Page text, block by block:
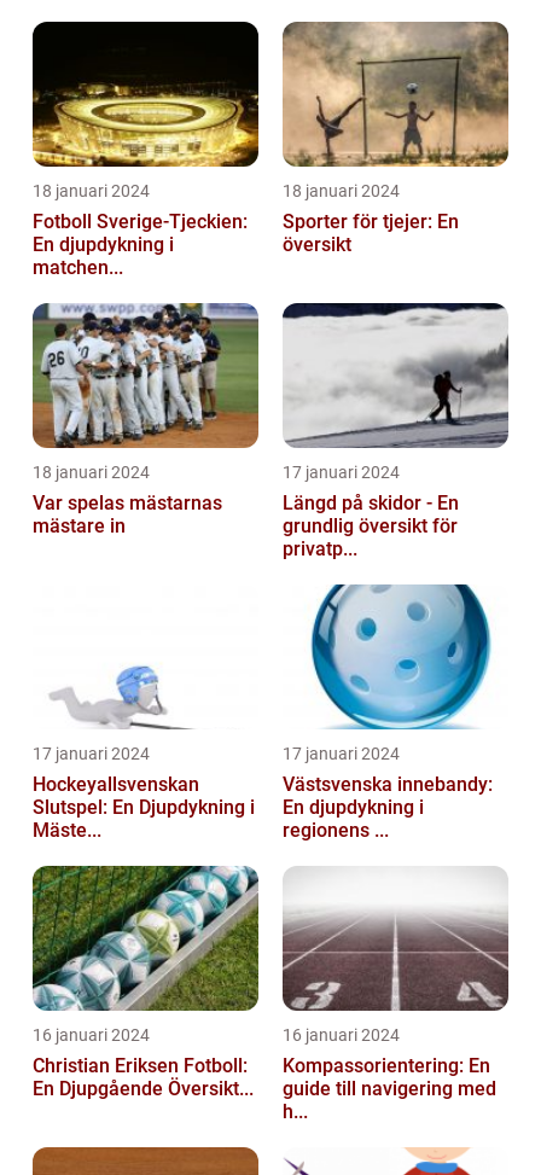
18 januari 2024
Fotboll Sverige-Tjeckien:
En djupdykning i
matchen...
18 januari 2024
Sporter för tjejer: En
översikt
18 januari 2024
Var spelas mästarnas
mästare in
17 januari 2024
Längd på skidor - En
grundlig översikt för
privatp...
17 januari 2024
Hockeyallsvenskan
Slutspel: En Djupdykning i
Mäste...
17 januari 2024
Västsvenska innebandy:
En djupdykning i
regionens ...
16 januari 2024
Christian Eriksen Fotboll:
En Djupgående Översikt...
16 januari 2024
Kompassorientering: En
guide till navigering med
h...